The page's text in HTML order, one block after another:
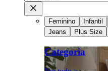
Feminino Infantil
Jeans
Plus Size
Categoria